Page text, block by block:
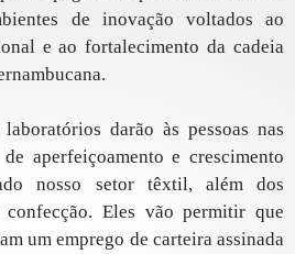
de inovação voltados ao
e ao fortalecimento da cadeia
darão às pessoas nas
aperfeiçoamento e crescimento
nosso setor têxtil, além dos
Eles vão permitir que
um emprego de carteira assinada